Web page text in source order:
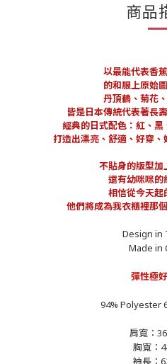
商品
以最能代表香
的和服上原始
丹頂鶴、菊花
皆是日本傳統代表著長
經典的日式配色：紅、
打造出漂亮、舒適、好穿
不貼身的版型加
還有幼咪咪的
相信從今天起
他們將成為我衣櫃裡那
Design in
Made in
彈性極
94% Polyester
肩寬：
胸寬：
袖長：